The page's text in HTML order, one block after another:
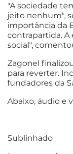
"A sociedade
jeito nenhum",
importância da
contrapartida.
social",
Zagonel
para reverter.
fundadores da
Abaixo, áudio e
Sublinhado